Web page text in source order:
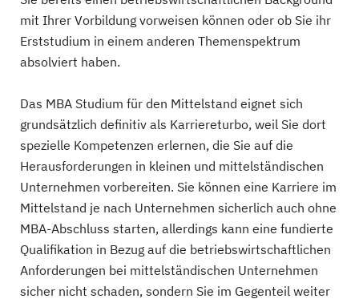
mit Ihrer Vorbildung vorweisen können oder ob Sie ihr
Erststudium in einem anderen Themenspektrum
absolviert haben.
Das MBA Studium für den Mittelstand eignet sich
grundsätzlich definitiv als Karriereturbo, weil Sie dort
spezielle Kompetenzen erlernen, die Sie auf die
Herausforderungen in kleinen und mittelständischen
Unternehmen vorbereiten. Sie können eine Karriere im
Mittelstand je nach Unternehmen sicherlich auch ohne
MBA-Abschluss starten, allerdings kann eine fundierte
Qualifikation in Bezug auf die betriebswirtschaftlichen
Anforderungen bei mittelständischen Unternehmen
sicher nicht schaden, sondern Sie im Gegenteil weiter